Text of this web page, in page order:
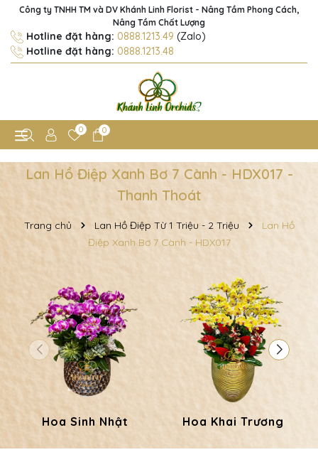
Công ty TNHH TM và DV Khánh Linh Florist - Nâng Tầm Phong Cách,
Nâng Tầm Chất Lượng
Hotline đặt hàng: 0888.1213.49 (Zalo)
Hotline đặt hàng: 0888.1213.48
0 0
Lan Hồ Điệp Xanh Bơ 7 Cành - HDX017 -
Thanh Thoát
Trang chủ Lan Hồ Điệp Từ 1 Triệu - 2 Triệu
Lan Hồ
Điệp Xanh Bơ 7 Cành - HDX017
Hoa Sinh Nhật Hoa Khai Trương